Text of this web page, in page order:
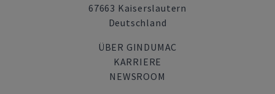
67663 Kaiserslautern
Deutschland
ÜBER GINDUMAC
KARRIERE
NEWSROOM